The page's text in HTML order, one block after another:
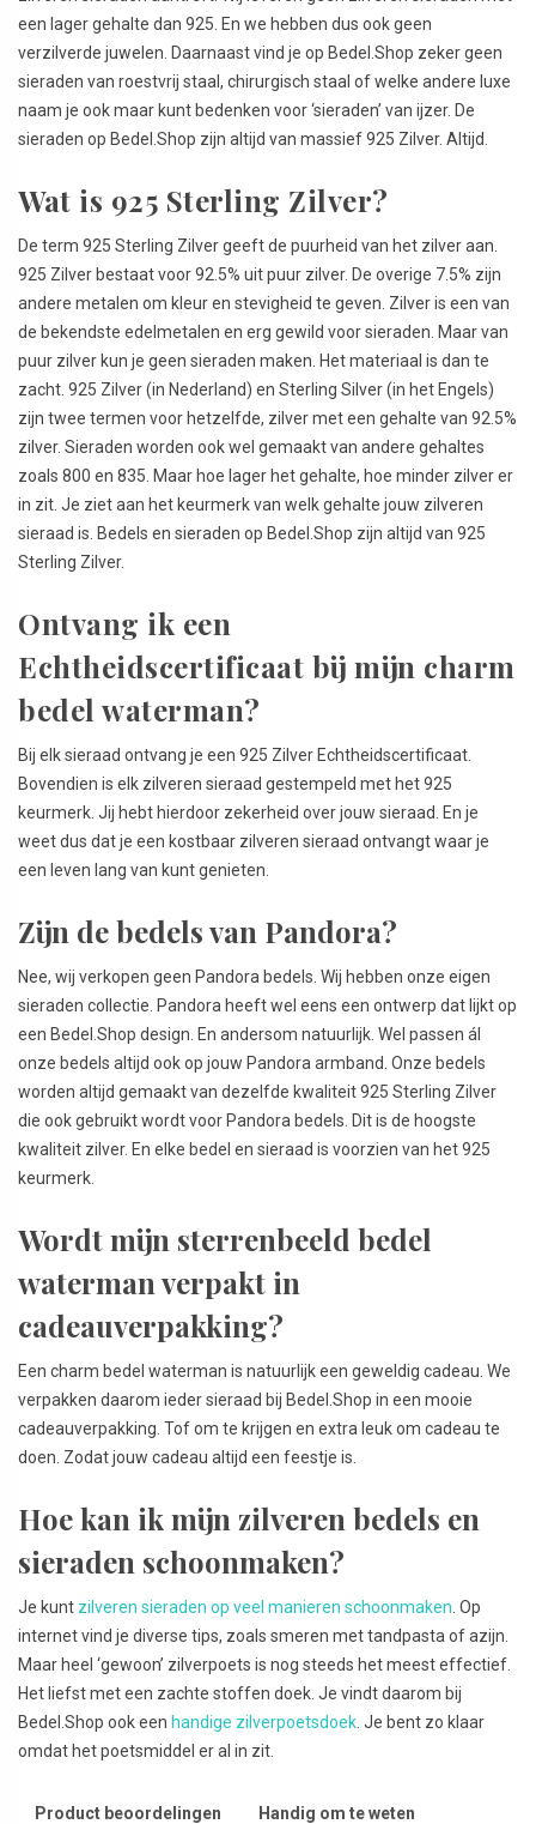
een lager gehalte dan 925. En we hebben dus ook geen
verzilverde juwelen. Daarnaast vind je op Bedel.Shop zeker geen
sieraden van roestvrij staal, chirurgisch staal of welke andere luxe
naam je ook maar kunt bedenken voor ‘sieraden’ van ijzer. De
sieraden op Bedel.Shop zijn altijd van massief 925 Zilver. Altijd.
Wat is 925 Sterling Zilver?
De term 925 Sterling Zilver geeft de puurheid van het zilver aan.
925 Zilver bestaat voor 92.5% uit puur zilver. De overige 7.5% zijn
andere metalen om kleur en stevigheid te geven. Zilver is een van
de bekendste edelmetalen en erg gewild voor sieraden. Maar van
puur zilver kun je geen sieraden maken. Het materiaal is dan te
zacht. 925 Zilver (in Nederland) en Sterling Silver (in het Engels)
zijn twee termen voor hetzelfde, zilver met een gehalte van 92.5%
zilver. Sieraden worden ook wel gemaakt van andere gehaltes
zoals 800 en 835. Maar hoe lager het gehalte, hoe minder zilver er
in zit. Je ziet aan het keurmerk van welk gehalte jouw zilveren
sieraad is. Bedels en sieraden op Bedel.Shop zijn altijd van 925
Sterling Zilver.
Ontvang ik een
Echtheidscertificaat bij mijn charm
bedel waterman?
Bij elk sieraad ontvang je een 925 Zilver Echtheidscertificaat.
Bovendien is elk zilveren sieraad gestempeld met het 925
keurmerk. Jij hebt hierdoor zekerheid over jouw sieraad. En je
weet dus dat je een kostbaar zilveren sieraad ontvangt waar je
een leven lang van kunt genieten.
Zijn de bedels van Pandora?
Nee, wij verkopen geen Pandora bedels. Wij hebben onze eigen
sieraden collectie. Pandora heeft wel eens een ontwerp dat lijkt op
een Bedel.Shop design. En andersom natuurlijk. Wel passen ál
onze bedels altijd ook op jouw Pandora armband. Onze bedels
worden altijd gemaakt van dezelfde kwaliteit 925 Sterling Zilver
die ook gebruikt wordt voor Pandora bedels. Dit is de hoogste
kwaliteit zilver. En elke bedel en sieraad is voorzien van het 925
keurmerk.
Wordt mijn sterrenbeeld bedel
waterman verpakt in
cadeauverpakking?
Een charm bedel waterman is natuurlijk een geweldig cadeau. We
verpakken daarom ieder sieraad bij Bedel.Shop in een mooie
cadeauverpakking. Tof om te krijgen en extra leuk om cadeau te
doen. Zodat jouw cadeau altijd een feestje is.
Hoe kan ik mijn zilveren bedels en
sieraden schoonmaken?
Je kunt zilveren sieraden op veel manieren schoonmaken . Op
internet vind je diverse tips, zoals smeren met tandpasta of azijn.
Maar heel ‘gewoon’ zilverpoets is nog steeds het meest effectief.
Het liefst met een zachte stoffen doek. Je vindt daarom bij
Bedel.Shop ook een handige zilverpoetsdoek . Je bent zo klaar
omdat het poetsmiddel er al in zit.
Product beoordelingen Handig om te weten